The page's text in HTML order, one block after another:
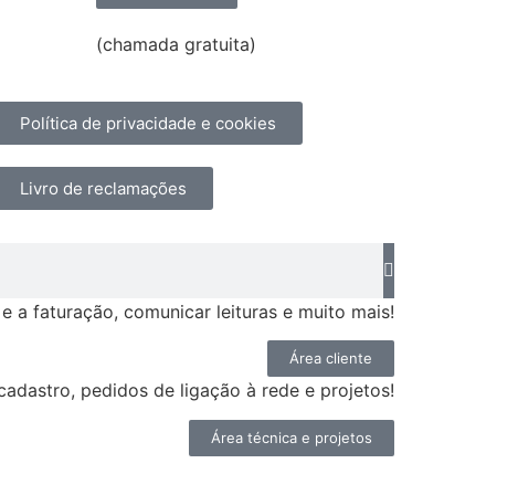
(chamada gratuita)
Política de privacidade e cookies
Livro de reclamações
a faturação, comunicar leituras e muito mais!
Área cliente
pedidos de ligação à rede e projetos!
Área técnica e projetos